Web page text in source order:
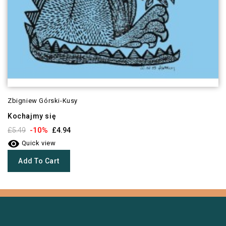
Zbigniew Górski-Kusy
Kochajmy się
£5.49 -10% £4.94
 Quick view
Add To Cart